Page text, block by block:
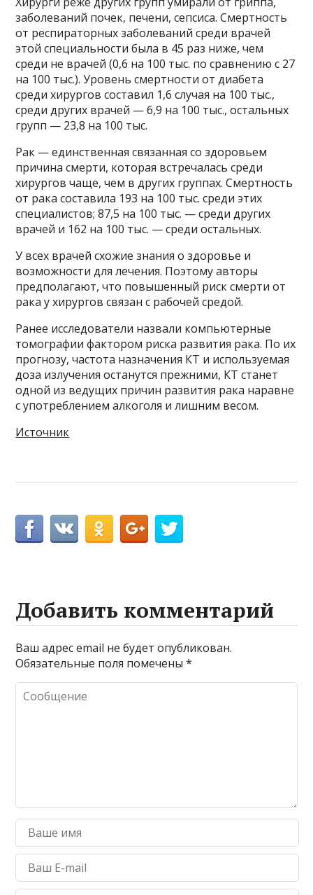
заболеваний почек, печени, сепсиса. Смертность
от респираторных заболеваний среди врачей
этой специальности была в 45 раз ниже, чем
среди не врачей (0,6 на 100 тыс. по сравнению с 27
на 100 тыс.). Уровень смертности от диабета
среди хирургов составил 1,6 случая на 100 тыс.,
среди других врачей — 6,9 на 100 тыс., остальных
групп — 23,8 на 100 тыс.
Рак — единственная связанная со здоровьем
причина смерти, которая встречалась среди
хирургов чаще, чем в других группах. Смертность
от рака составила 193 на 100 тыс. среди этих
специалистов; 87,5 на 100 тыс. — среди других
врачей и 162 на 100 тыс. — среди остальных.
У всех врачей схожие знания о здоровье и
возможности для лечения. Поэтому авторы
предполагают, что повышенный риск смерти от
рака у хирургов связан с рабочей средой.
Ранее исследователи назвали компьютерные
томографии фактором риска развития рака. По их
прогнозу, частота назначения КТ и используемая
доза излучения останутся прежними, КТ станет
одной из ведущих причин развития рака наравне
с употреблением алкоголя и лишним весом.
Источник
Добавить комментарий
Ваш адрес email не будет опубликован.
Обязательные поля помечены*